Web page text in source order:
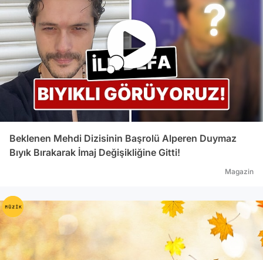
Beklenen Mehdi Dizisinin Başrolü Alperen Duymaz
Bıyık Bırakarak İmaj Değişikliğine Gitti!
Magazin